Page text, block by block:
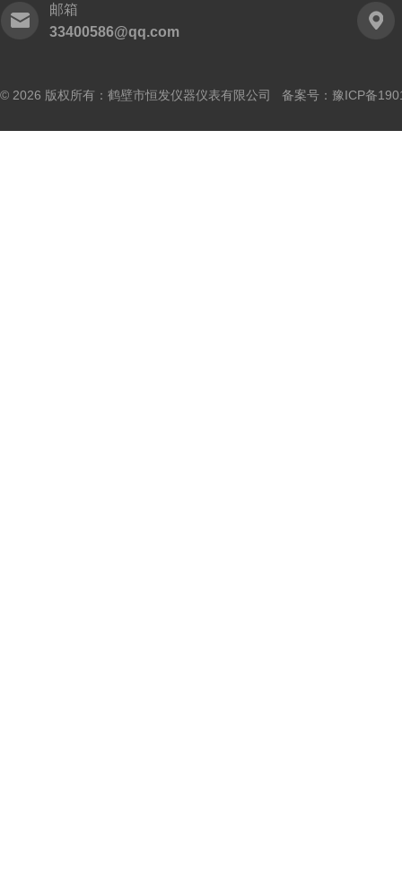
邮箱
33400586@qq.com
© 2026 版权所有：鹤壁市恒发仪器仪表有限公司 备案号： 豫ICP备